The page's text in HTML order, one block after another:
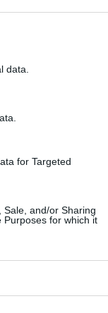
data.
for Targeted
Sale, and/or Sharing
Purposes for which it